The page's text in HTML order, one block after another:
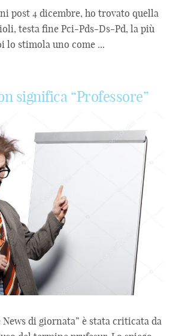
post 4 dicembre, ho trovato quella
testa fine Pci-Pds-Ds-Pd, la più
lo stimola uno come ...
significa “Professore”
News di giornata” è stata criticata da